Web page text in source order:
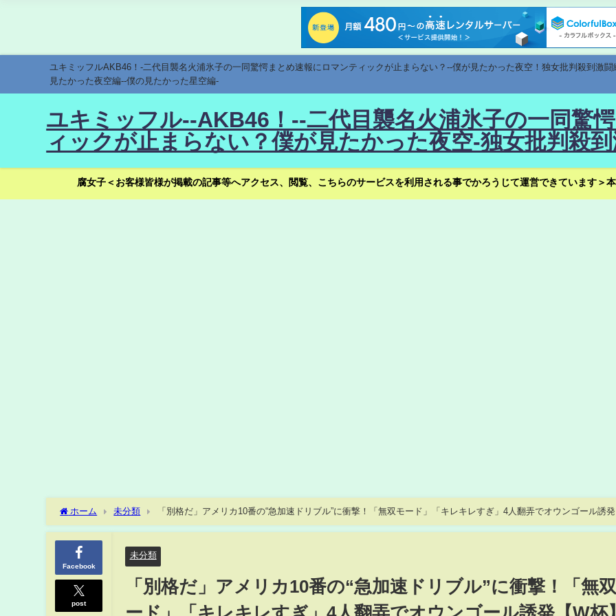
ユキミッフルAKB46！-二代目襲名火浦氷子の一同驚愕まとめ速報にロマンティックが止まらない？--僕が見たかった夜空！独女批判殺到激
見たかった夜空編--僕の見たかった星空編-
ユキミッフル--AKB46！--二代目襲名火浦氷子の一同驚
ィックが止まらない？僕が見たかった夜空-独女批判殺
腐女子＜お客様皆様が掲載の記事等へアクセス、閲覧、こちらのサービスを利用される事でかろうじて運営できています＞
ホーム 未分類
「別格だ」アメリカ10番の“急加速ドリブル”に衝撃！「無双モード」「キレキレすぎ」4人翻弄でオウンゴール誘発
杯】(ABEMA TIMES)
Facebook
post
未分類
「別格だ」アメリカ10番の“急加速ドリブル”に衝撃！「無
ード」「キレキレすぎ」4人翻弄でオウンゴール誘発【W杯